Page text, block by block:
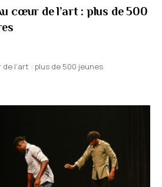
cœur de l’art : plus de 500
l’art : plus de 500 jeunes